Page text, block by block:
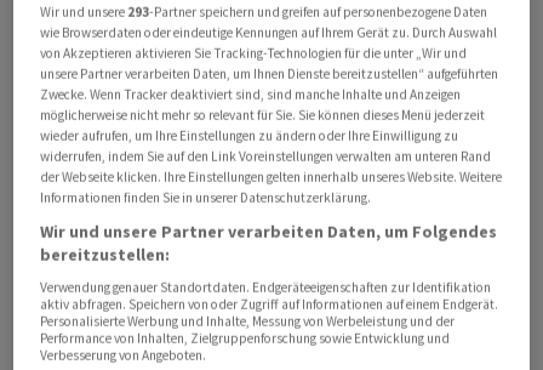
Der Leverkusener Pharma- und Agrarchemiekonzern
Bayerkann bei einem neuartigen Lungenkrebsmittel
auf eine beschleunigte Entwicklung hoffen. Das
Medikament BAY2927088 erhielt von der US-
Arzneimittelbehörde FDA den Status eines
Therapiedurchbruchs (Breakthrough Therapy), wie
Bayeram Montag mitteilte. Damit bescheinigte sie dem
Mittel das Potenzial für einen erheblichen
Behandlungsfortschritt, weshalb es möglichst rasch zu
Wir und unsere 293-Partner speichern und greifen auf personenbezogene Daten
wie Browserdaten oder eindeutige Kennungen auf Ihrem Gerät zu. Durch Auswahl
von Akzeptieren aktivieren Sie Tracking-Technologien für die unter „Wir und
unsere Partner verarbeiten Daten, um Ihnen Dienste bereitzustellen“ aufgeführten
Zwecke. Wenn Tracker deaktiviert sind, sind manche Inhalte und Anzeigen
möglicherweise nicht mehr so relevant für Sie. Sie können dieses Menü jederzeit
wieder aufrufen, um Ihre Einstellungen zu ändern oder Ihre Einwilligung zu
widerrufen, indem Sie auf den Link Voreinstellungen verwalten am unteren Rand
der Webseite klicken. Ihre Einstellungen gelten innerhalb unseres Website. Weitere
Informationen finden Sie in unserer Datenschutzerklärung.
Wir und unsere Partner verarbeiten Daten, um Folgendes
bereitzustellen:
Verwendung genauer Standortdaten. Endgeräteeigenschaften zur Identifikation
aktiv abfragen. Speichern von oder Zugriff auf Informationen auf einem Endgerät.
Personalisierte Werbung und Inhalte, Messung von Werbeleistung und der
Performance von Inhalten, Zielgruppenforschung sowie Entwicklung und
Verbesserung von Angeboten.